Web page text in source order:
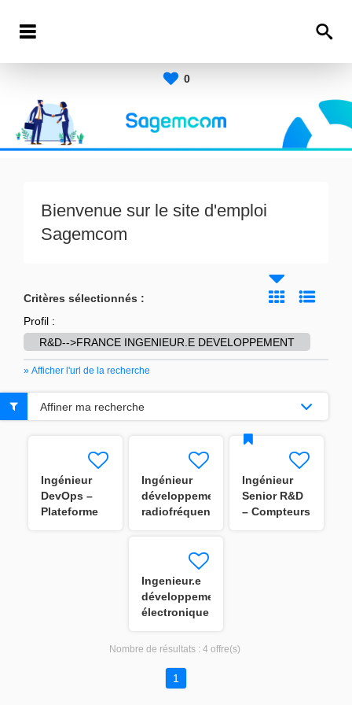
0
Bienvenue sur le site d'emploi
Sagemcom
Critères sélectionnés :
Profil :
R&D-->FRANCE INGENIEUR.E DEVELOPPEMENT
» Afficher l'url de la recherche
Ingénieur
DevOps –
Plateforme
Ingénieur
développement
radiofréquence
Ingénieur
Senior R&D
– Compteurs
Ingenieur.e
développement
électronique
Affiner ma recherche
Nombre de résultats : 4 offre(s)
1